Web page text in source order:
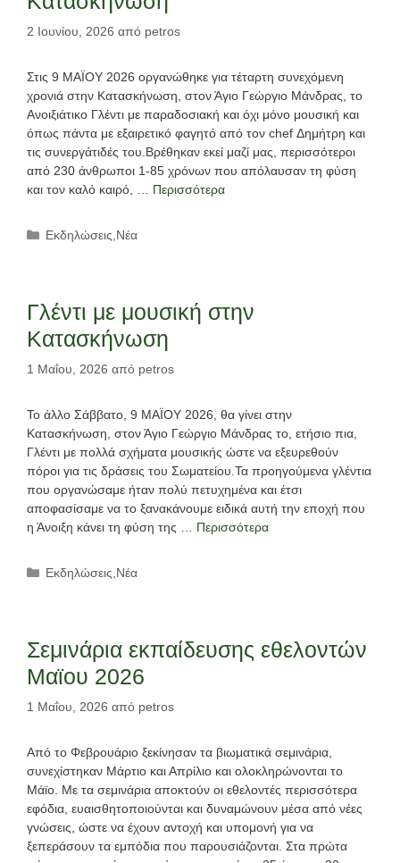
2 Ιουνίου, 2026 από petros
Στις 9 ΜΑΪΟΥ 2026 οργανώθηκε για τέταρτη συνεχόμενη
χρονιά στην Κατασκήνωση, στον Άγιο Γεώργιο Μάνδρας, το
Ανοιξιάτικο Γλέντι με παραδοσιακή και όχι μόνο μουσική και
όπως πάντα με εξαιρετικό φαγητό από τον chef Δημήτρη και
τις συνεργάτιδές του.Βρέθηκαν εκεί μαζί μας, περισσότεροι
από 230 άνθρωποι 1-85 χρόνων που απόλαυσαν τη φύση
και τον καλό καιρό, … Περισσότερα
Κατηγορίες
Εκδηλώσεις Νέα
Γλέντι με μουσική στην
Κατασκήνωση
1 Μαΐου, 2026 από petros
Το άλλο Σάββατο, 9 ΜΑΪΟΥ 2026, θα γίνει στην
Κατασκήνωση, στον Άγιο Γεώργιο Μάνδρας το, ετήσιο πια,
Γλέντι με πολλά σχήματα μουσικής ώστε να εξευρεθούν
πόροι για τις δράσεις του Σωματείου.Τα προηγούμενα γλέντια
που οργανώσαμε ήταν πολύ πετυχημένα και έτσι
αποφασίσαμε να το ξανακάνουμε ειδικά αυτή την εποχή που
η Άνοιξη κάνει τη φύση της … Περισσότερα
Κατηγορίες
Εκδηλώσεις Νέα
Σεμινάρια εκπαίδευσης εθελοντών
Μαϊου 2026
1 Μαΐου, 2026 από petros
Από το Φεβρουάριο ξεκίνησαν τα βιωματικά σεμινάρια,
συνεχίστηκαν Μάρτιο και Απρίλιο και ολοκληρώνονται το
Μάϊο. Με τα σεμινάρια αποκτούν οι εθελοντές περισσότερα
εφόδια, ευαισθητοποιούνται και δυναμώνουν μέσα από νέες
γνώσεις, ώστε να έχουν αντοχή και υπομονή για να
ξεπεράσουν τα εμπόδια που παρουσιάζονται. Στα πρώτα